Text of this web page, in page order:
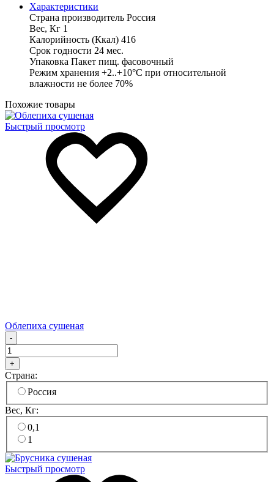
Характеристики
Страна производитель Россия
Вес, Кг 1
Калорийность (Ккал) 416
Срок годности 24 мес.
Упаковка Пакет пищ. фасовочный
Режим хранения +2..+10°С при относительной
влажности не более 70%
Похожие товары
Быстрый просмотр
Облепиха сушеная
-
+
Страна:
Россия
Вес, Кг:
0,1
1
Быстрый просмотр